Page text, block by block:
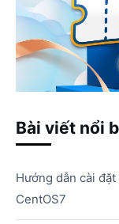
Bài viết nổi
Hướng dẫn cài
CentOS7